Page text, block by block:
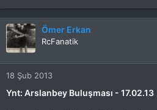
Ömer Erkan
RcFanatik
18 Şub 2013
Ynt: Arslanbey Buluşması - 17.02.13